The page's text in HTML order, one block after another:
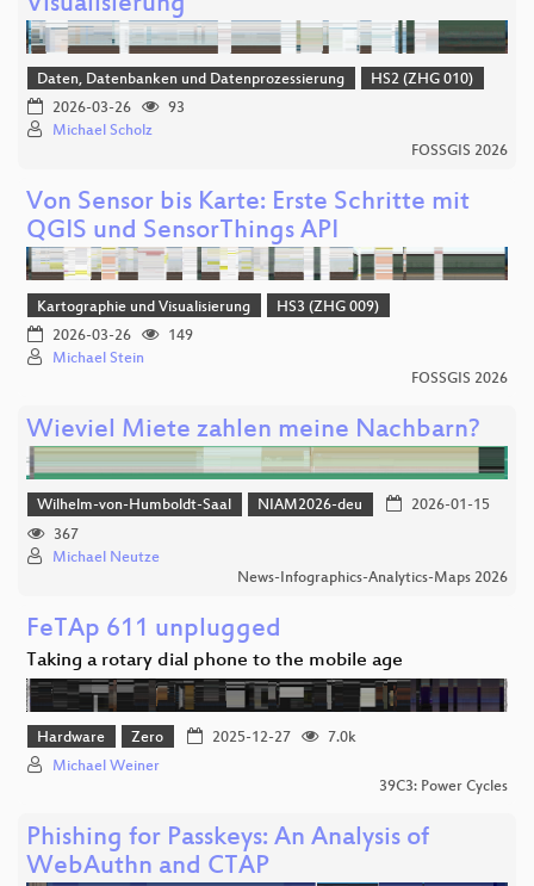
Daten, Datenbanken und Datenprozessierung
HS2 (ZHG 010)
2026-03-26
93
Michael Scholz
FOSSGIS 2026
Von Sensor bis Karte: Erste Schritte mit
QGIS und SensorThings API
Kartographie und Visualisierung
HS3 (ZHG 009)
2026-03-26
149
Michael Stein
FOSSGIS 2026
Wieviel Miete zahlen meine Nachbarn?
Wilhelm-von-Humboldt-Saal NIAM2026-deu
2026-01-15
367
Michael Neutze
News-Infographics-Analytics-Maps 2026
FeTAp 611 unplugged
Taking a rotary dial phone to the mobile age
Hardware Zero 2025-12-27
7.0k
Michael Weiner
39C3: Power Cycles
Phishing for Passkeys: An Analysis of
WebAuthn and CTAP